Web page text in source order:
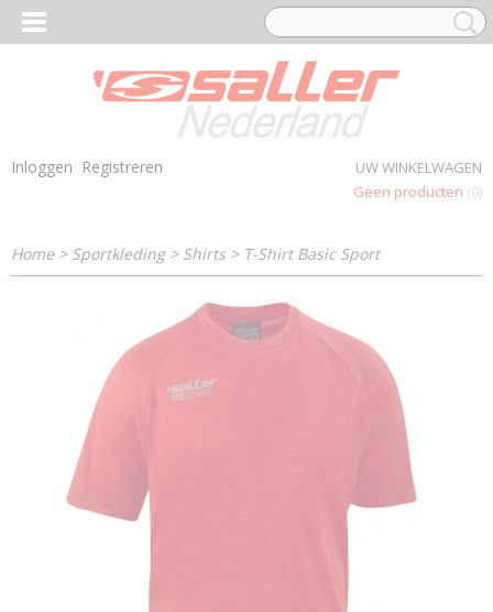
Inloggen Registreren
UW WINKELWAGEN
Geen producten (0)
Home> Sportkleding> Shirts > T-Shirt Basic Sport